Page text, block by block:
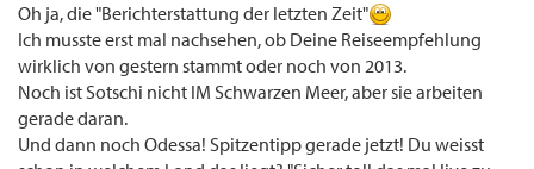
Oh ja, die "Berichterstattung der letzten Zeit"
Ich musste erst mal nachsehen, ob Deine Reiseempfehlung
wirklich von gestern stammt oder noch von 2013.
Noch ist Sotschi nicht IM Schwarzen Meer, aber sie arbeiten
gerade daran.
Und dann noch Odessa! Spitzentipp gerade jetzt! Du weisst